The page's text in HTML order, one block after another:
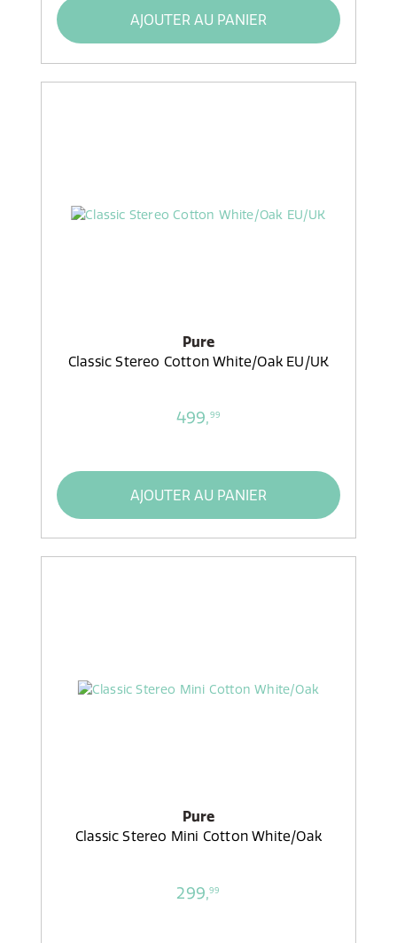
AJOUTER AU PANIER
Pure
Classic Stereo Cotton White/Oak EU/UK
499,99
AJOUTER AU PANIER
Pure
Classic Stereo Mini Cotton White/Oak
299,99